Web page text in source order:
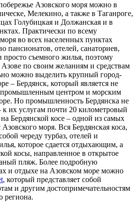
Азовского моря можно в
Мелекино, а также в Таганроге,
Голубицкая и Должанская и в
Практически по всему
во всех населенных пунктах
пансионатов, отелей, санаториев,
просто съемного жилья, поэтому
по своим желаниям и средствам
можно выделить крупный город-
– Бердянск, который является не
промышленным центром и морским
Но промышленность Бердянска не
их услугам почти 20 километровый
Бердянской косе – одной из самых
моря. Вся Бердянская коса,
череду турбаз, отелей и
которое сдается отдыхающим, а
косы, направленное в открытое
пляж. Более подробную
и отдыхе на Азовском море можно
, который представляет собой
и другим достопримечательностям
региона.